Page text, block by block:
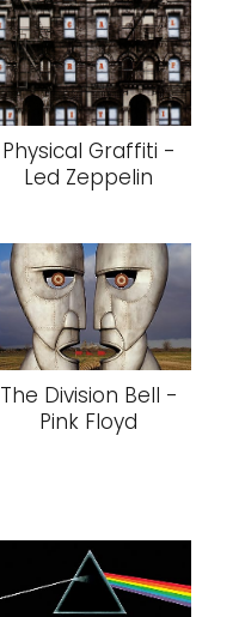
Physical Graffiti -
Led Zeppelin
The Division Bell -
Pink Floyd